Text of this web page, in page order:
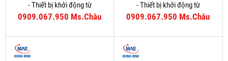
- Thiết bị khởi động từ
0909.067.950 Ms.Châu
- Thiết bị khởi động từ
0909.067.950 Ms.Châu